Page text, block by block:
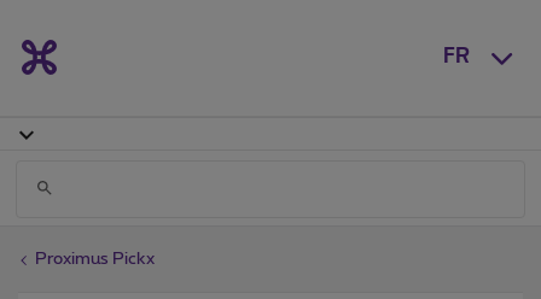
FR
Proximus Pickx